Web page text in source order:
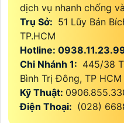
dịch vụ nhanh chống
Trụ Sở: 51 Lũy Bán
TP.HCM
Hotline:
Chi Nhánh 1: 445/38
Bình Trị Đông, TP HCM
Kỹ Thuật:
Điện Thoại: (028)